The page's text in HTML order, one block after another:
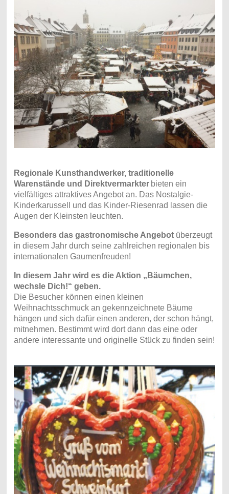
Regionale Kunsthandwerker, traditionelle
Warenstände und Direktvermarkter bieten ein
vielfältiges attraktives Angebot an. Das Nostalgie-
Kinderkarussell und das Kinder-Riesenrad lassen die
Augen der Kleinsten leuchten.
Besonders das gastronomische Angebot überzeugt
in diesem Jahr durch seine zahlreichen regionalen bis
internationalen Gaumenfreuden!
In diesem Jahr wird es die Aktion „Bäumchen,
wechsle Dich!“ geben.
Die Besucher können einen kleinen
Weihnachtsschmuck an gekennzeichnete Bäume
hängen und sich dafür einen anderen, der schon hängt,
mitnehmen. Bestimmt wird dort dann das eine oder
andere interessante und originelle Stück zu finden sein!